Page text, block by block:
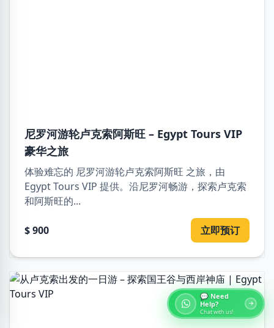
尼罗河游轮卢克索阿斯旺 – Egypt Tours VIP
豪华之旅
体验难忘的 尼罗河游轮卢克索阿斯旺 之旅，由
Egypt Tours VIP 提供。沿尼罗河畅游，探索卢克索
和阿斯旺的...
$ 900 立即预订
💬 Need
Help?
Chat with us!